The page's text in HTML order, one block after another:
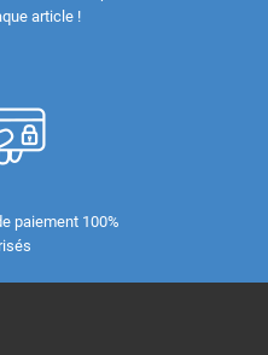
article !
paiement 100%